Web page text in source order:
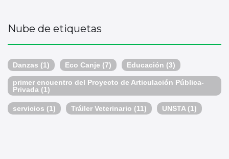
Nube de etiquetas
Danzas (1) Eco Canje (7) Educación (3)
primer encuentro del Proyecto de Articulación Pública-
Privada (1)
servicios (1) Tráiler Veterinario (11) UNSTA(1)